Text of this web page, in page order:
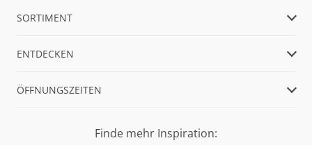
SORTIMENT
ENTDECKEN
ÖFFNUNGSZEITEN
Finde mehr Inspiration: